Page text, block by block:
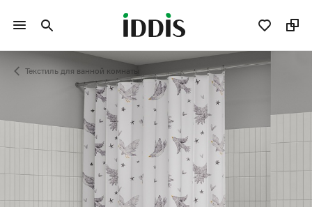
Текстиль для ванной комнаты